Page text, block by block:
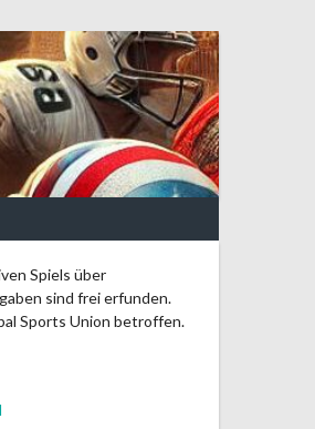
Spiels über
sind frei erfunden.
Sports Union betroffen.